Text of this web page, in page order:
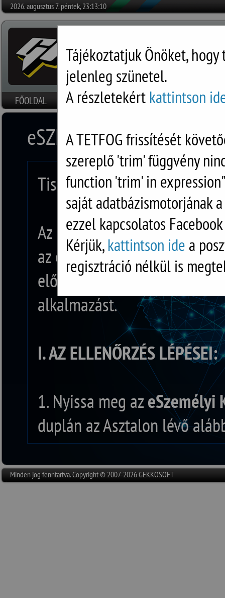
Tájékoztatjuk Önöket,
jelenleg szünetel.
A részletekért kattintson
A TETFOG frissítését
szereplő 'trim' függvény
function 'trim' in
saját adatbázismotorjának
ezzel kapcsolatos
Kérjük,kattintson ide a
regisztráció nélkül is
2026. augusztus 7. péntek, 23:13:10
FŐOLDAL HÍREK SZOFTVEREK RÓLUNK
eSZEMÉLYI KLIENS
Tisztelt Partnerünk!
Az IdomSoft Zrt.
az eSzemélyi Kliens
először ellenőrizze a
alkalmazást.
I. AZ ELLENŐRZÉS LÉPÉSEI:
1. Nyissa meg azeSzemélyi
duplán az Asztalon lévő
Minden jog fenntartva. Copyright © 2007-2026 GEKKOSOFT